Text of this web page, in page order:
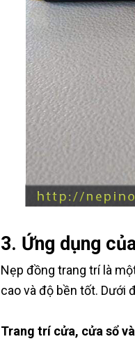
3. Ứng dụng
Nẹp đồng trang trí là
cao và độ bền tốt. Dưới
Trang trí cửa, cửa sổ